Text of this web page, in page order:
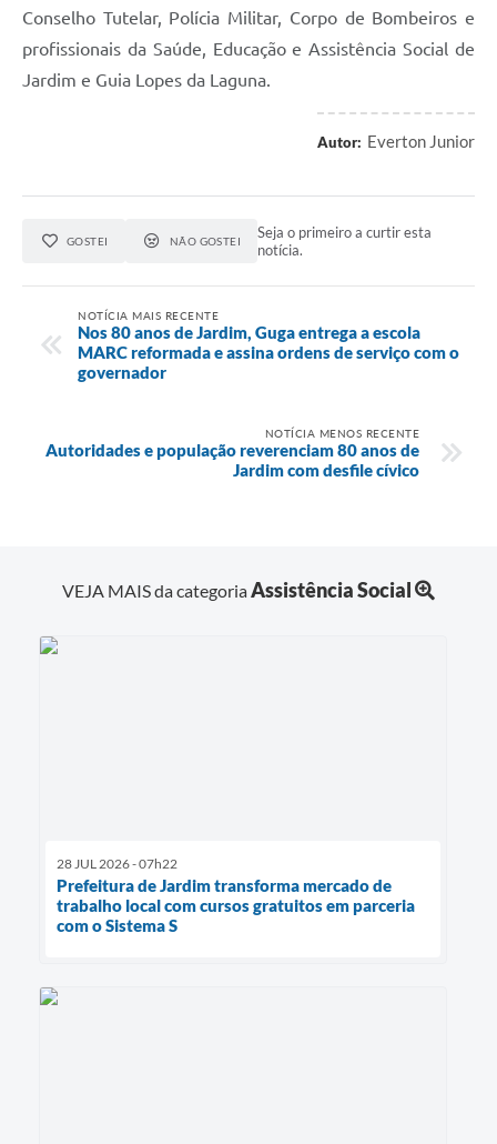
Conselho Tutelar, Polícia Militar, Corpo de Bombeiros e
profissionais da Saúde, Educação e Assistência Social de
Jardim e Guia Lopes da Laguna.
Autor: Everton Junior
GOSTEI NÃO GOSTEI
Seja o primeiro a curtir esta
notícia.
NOTÍCIA MAIS RECENTE
Nos 80 anos de Jardim, Guga entrega a escola
MARC reformada e assina ordens de serviço com o
governador
NOTÍCIA MENOS RECENTE
Autoridades e população reverenciam 80 anos de
Jardim com desfile cívico
VEJA MAIS da categoriaAssistência Social
28 JUL 2026 - 07h22
Prefeitura de Jardim transforma mercado de
trabalho local com cursos gratuitos em parceria
com o Sistema S